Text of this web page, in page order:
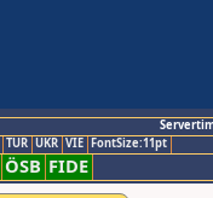
TUR UKR VIE FontSize:11pt
ÖSB FIDE